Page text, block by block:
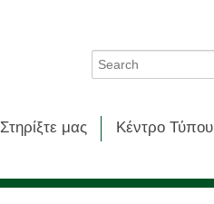
Στηρίξτε μας Κέντρο Τύπου